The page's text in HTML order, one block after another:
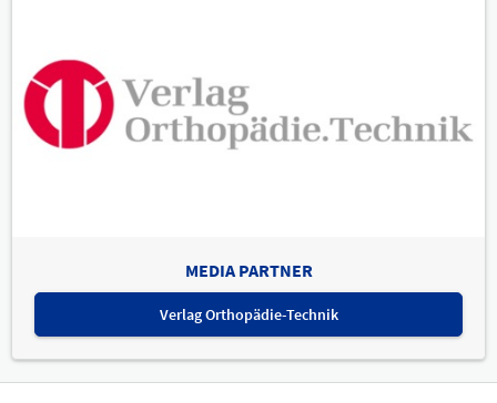
MEDIA PARTNER
Verlag Orthopädie-Technik